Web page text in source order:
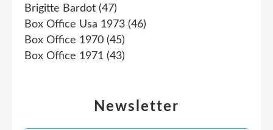
Newsletter
Brigitte Bardot (47)
Box Office Usa 1973 (46)
Box Office 1970 (45)
Box Office 1971 (43)